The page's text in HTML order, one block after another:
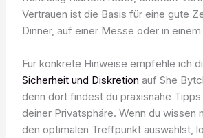
Vertrauen ist die Basis für eine gute
Dinner, auf einer Messe oder in
Für konkrete Hinweise empfehle ich
Sicherheit und Diskretion auf She
denn dort findest du praxisnahe
deiner Privatsphäre. Wenn du wissen
den optimalen Treffpunkt auswählst,